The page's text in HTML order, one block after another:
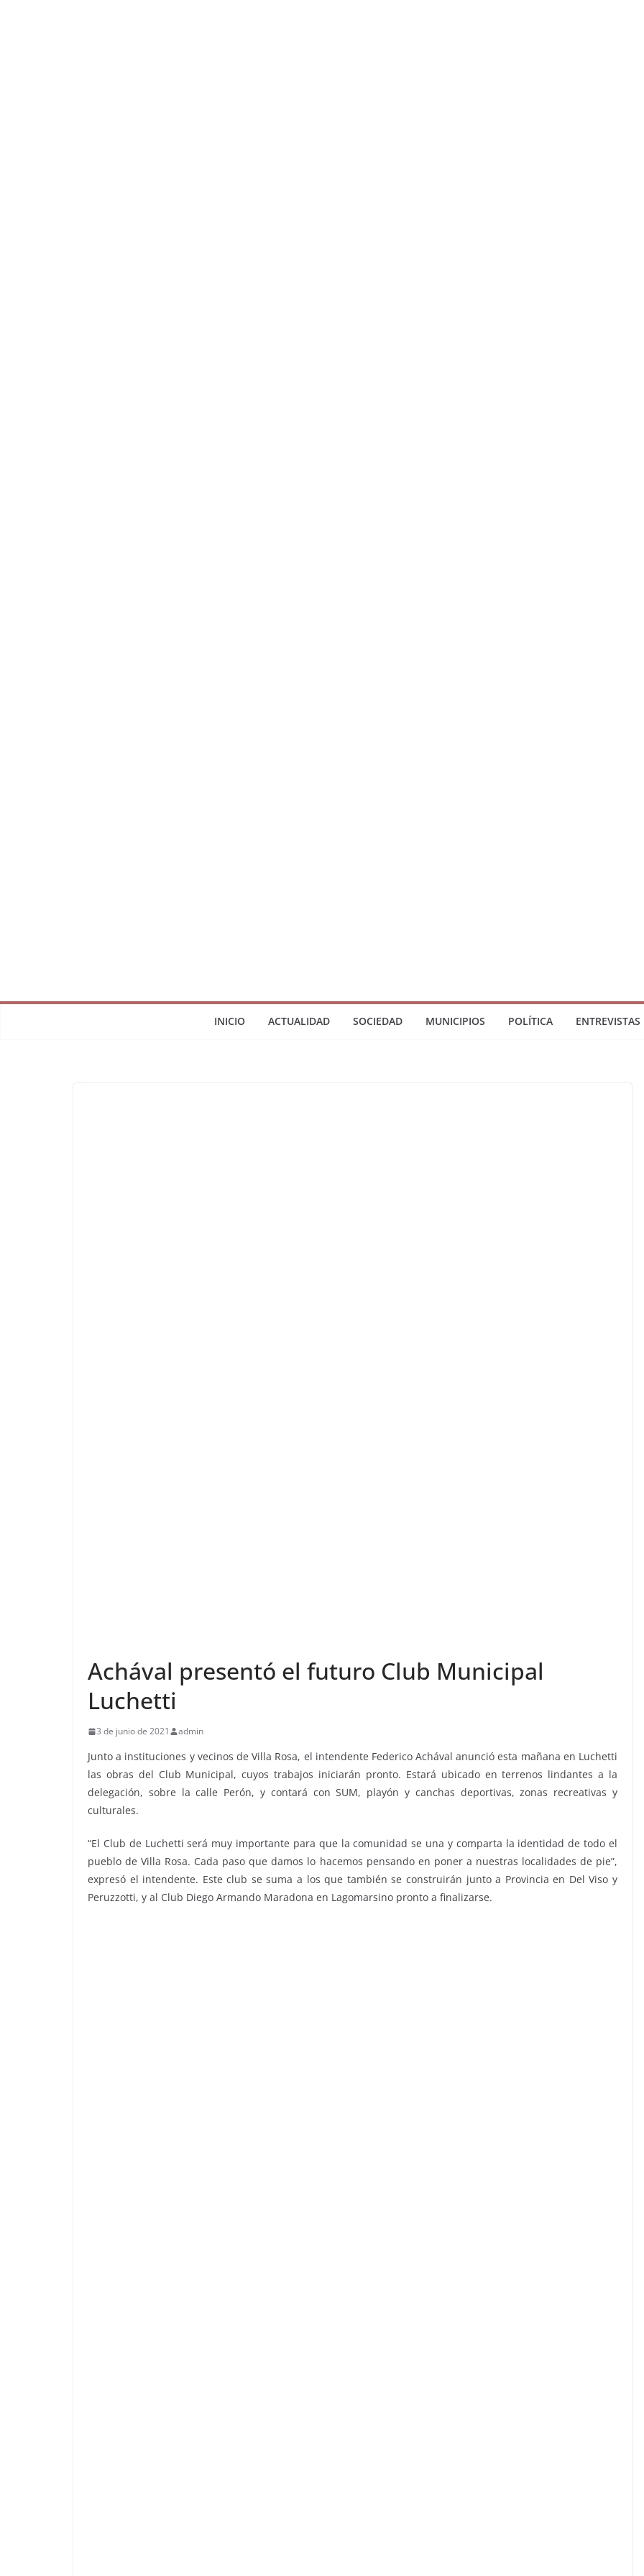
INICIO ACTUALIDAD SOCIEDAD MUNICIPIOS POLÍTICA ENTREVISTAS
Achával presentó el futuro Club Municipal
Luchetti
3 de junio de 2021 admin
Junto a instituciones y vecinos de Villa Rosa, el intendente Federico Achával anunció esta mañana en Luchetti
las obras del Club Municipal, cuyos trabajos iniciarán pronto. Estará ubicado en terrenos lindantes a la
delegación, sobre la calle Perón, y contará con SUM, playón y canchas deportivas, zonas recreativas y
culturales.
“El Club de Luchetti será muy importante para que la comunidad se una y comparta la identidad de todo el
pueblo de Villa Rosa. Cada paso que damos lo hacemos pensando en poner a nuestras localidades de pie”,
expresó el intendente. Este club se suma a los que también se construirán junto a Provincia en Del Viso y
Peruzzotti, y al Club Diego Armando Maradona en Lagomarsino pronto a finalizarse.